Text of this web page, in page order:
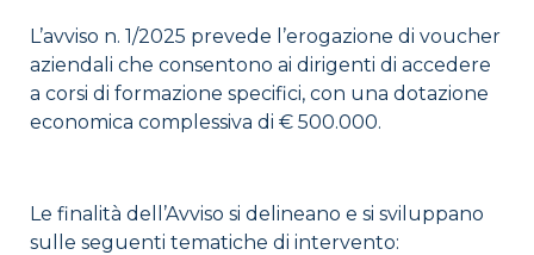
L’avviso n. 1/2025 prevede l’erogazione di voucher
aziendali che consentono ai dirigenti di accedere
a corsi di formazione specifici, con una dotazione
economica complessiva di € 500.000.
Le finalità dell’Avviso si delineano e si sviluppano
sulle seguenti tematiche di intervento: